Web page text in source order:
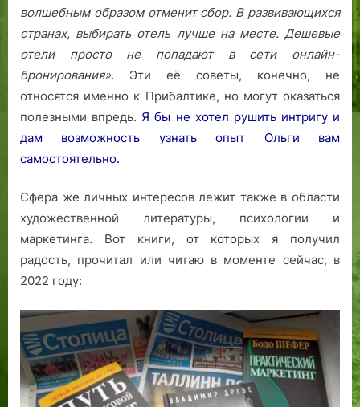
волшебным образом отменит сбор. В развивающихся
странах, выбирать отель лучше на месте. Дешевые
отели просто не попадают в сети онлайн-
бронирования». Эти её советы, конечно, не
относятся именно к Прибалтике, но могут оказаться
полезными впредь. Я бы не хотел рушить интригу и
дам возможность узнать опыт Ольги вам
самостоятельно.
Сфера же личных интересов лежит также в области
художественной литературы, психологии и
маркетинга. Вот книги, от которых я получил
радость, прочитал или читаю в моменте сейчас, в
2022 году: